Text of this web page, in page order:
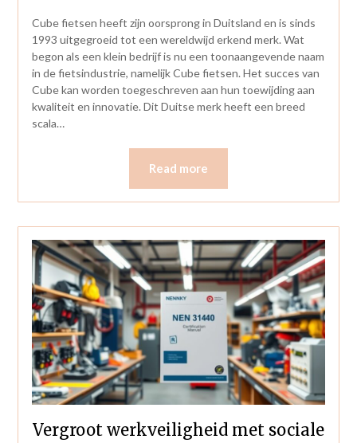
Cube fietsen heeft zijn oorsprong in Duitsland en is sinds
1993 uitgegroeid tot een wereldwijd erkend merk. Wat
begon als een klein bedrijf is nu een toonaangevende naam
in de fietsindustrie, namelijk Cube fietsen. Het succes van
Cube kan worden toegeschreven aan hun toewijding aan
kwaliteit en innovatie. Dit Duitse merk heeft een breed
scala…
Read more
Vergroot werkveiligheid met sociale